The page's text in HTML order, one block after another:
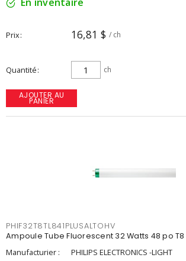
Prix 16,81 $ / ch
Quantité ch
AJOUTER AU
PANIER
PHIF32T8TL841PLUSALTOHV
Ampoule Tube Fluorescent 32 Watts 48 po T8
Manufacturier :
PHILIPS ELECTRONICS -LIGHT